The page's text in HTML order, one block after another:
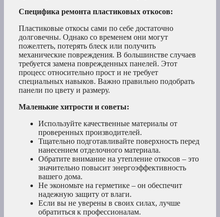
Специфика ремонта пластиковых откосов:
Пластиковые откосы сами по себе достаточно
долговечны. Однако со временем они могут
пожелтеть, потерять блеск или получить
механические повреждения. В большинстве случаев
требуется замена поврежденных панелей. Этот
процесс относительно прост и не требует
специальных навыков. Важно правильно подобрать
панели по цвету и размеру.
Маленькие хитрости и советы:
Используйте качественные материалы от
проверенных производителей.
Тщательно подготавливайте поверхность перед
нанесением отделочного материала.
Обратите внимание на утепление откосов – это
значительно повысит энергоэффективность
вашего дома.
Не экономьте на герметике – он обеспечит
надежную защиту от влаги.
Если вы не уверены в своих силах, лучше
обратиться к профессионалам.